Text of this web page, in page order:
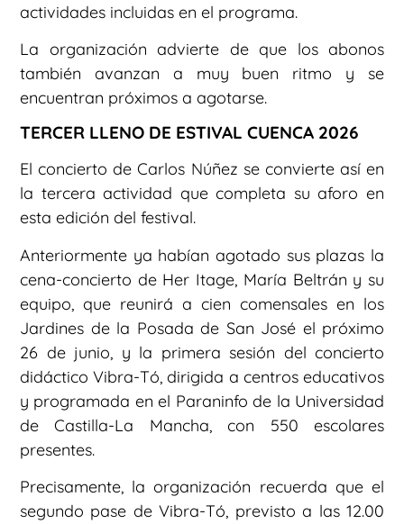
actividades incluidas en el programa.
La organización advierte de que los abonos
también avanzan a muy buen ritmo y se
encuentran próximos a agotarse.
TERCER LLENO DE ESTIVAL CUENCA 2026
El concierto de Carlos Núñez se convierte así en
la tercera actividad que completa su aforo en
esta edición del festival.
Anteriormente ya habían agotado sus plazas la
cena-concierto de Her Itage, María Beltrán y su
equipo, que reunirá a cien comensales en los
Jardines de la Posada de San José el próximo
26 de junio, y la primera sesión del concierto
didáctico Vibra-Tó, dirigida a centros educativos
y programada en el Paraninfo de la Universidad
de Castilla-La Mancha, con 550 escolares
presentes.
Precisamente, la organización recuerda que el
segundo pase de Vibra-Tó, previsto a las 12.00